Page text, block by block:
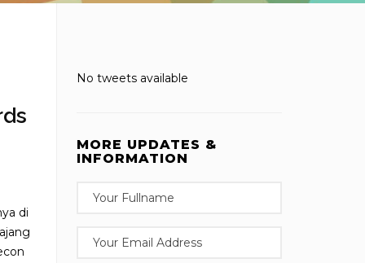
di
No tweets available
MORE UPDATES &
INFORMATION